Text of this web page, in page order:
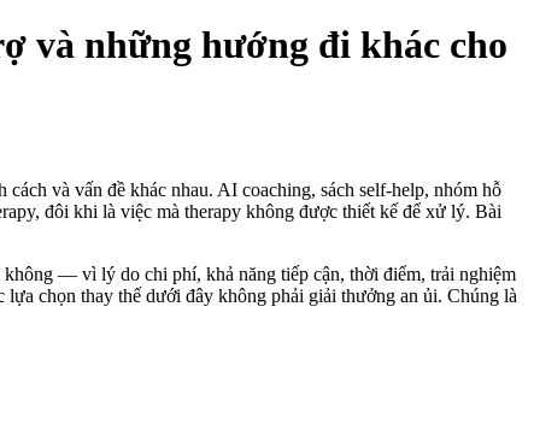
và những hướng đi khác cho
và vấn đề khác nhau. AI coaching, sách self-help, nhóm hỗ
đôi khi là việc mà therapy không được thiết kế để xử lý. Bài
không — vì lý do chi phí, khả năng tiếp cận, thời điểm, trải nghiệm
chọn thay thế dưới đây không phải giải thưởng an ủi. Chúng là